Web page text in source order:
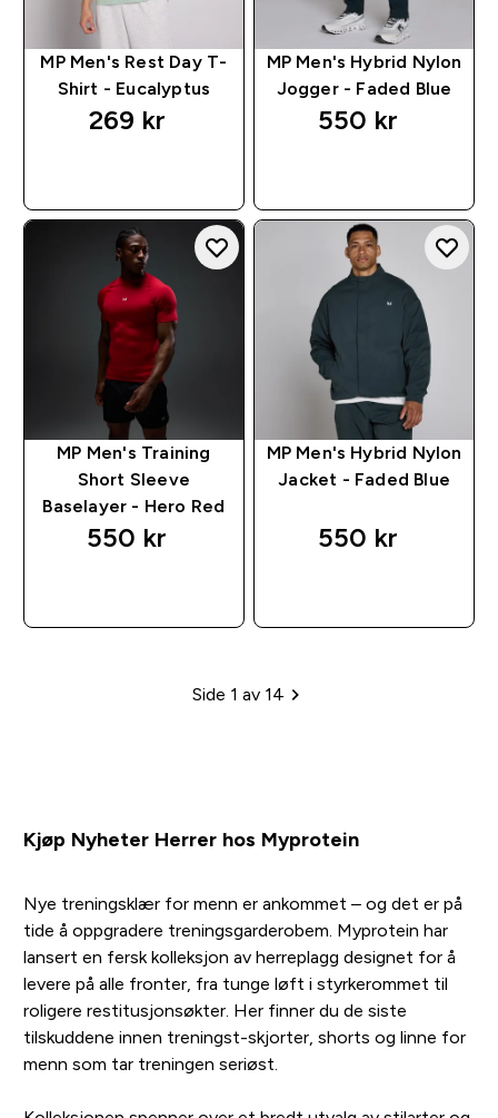
MP Men's Rest Day T-
Shirt - Eucalyptus
269 kr‎
MP Men's Hybrid Nylon
Jogger - Faded Blue
550 kr‎
MP Men's Training
Short Sleeve
Baselayer - Hero Red
550 kr‎
MP Men's Hybrid Nylon
Jacket - Faded Blue
550 kr‎
Paginering
Side 1 av 14
Kjøp Nyheter Herrer hos Myprotein
Nye treningsklær for menn er ankommet – og det er på
tide å oppgradere treningsgarderobem. Myprotein har
lansert en fersk kolleksjon av herreplagg designet for å
levere på alle fronter, fra tunge løft i styrkerommet til
roligere restitusjonsøkter. Her finner du de siste
tilskuddene innen treningst-skjorter, shorts og linne for
menn som tar treningen seriøst.